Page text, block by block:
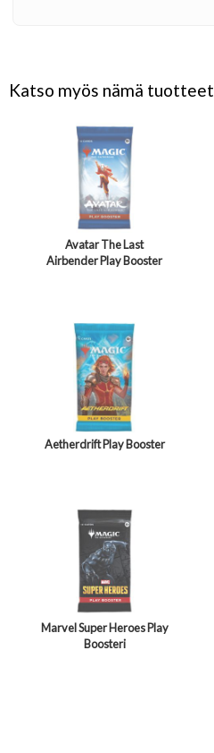
Katso myös nämä tuotteet
Avatar The Last
Airbender Play Booster
Aetherdrift Play Booster
Marvel Super Heroes Play
Boosteri